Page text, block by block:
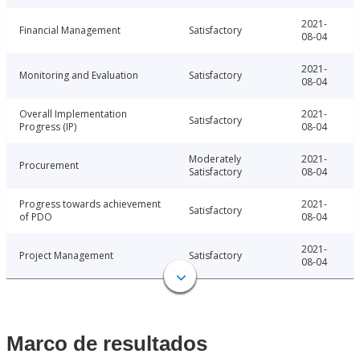
Financial Management Satisfactory
2021-
08-04
Monitoring and Evaluation Satisfactory
2021-
08-04
Overall Implementation
Progress (IP)
Satisfactory
2021-
08-04
Procurement
Moderately
Satisfactory
2021-
08-04
Progress towards achievement
of PDO
Satisfactory
2021-
08-04
Project Management Satisfactory
2021-
08-04
Marco de resultados